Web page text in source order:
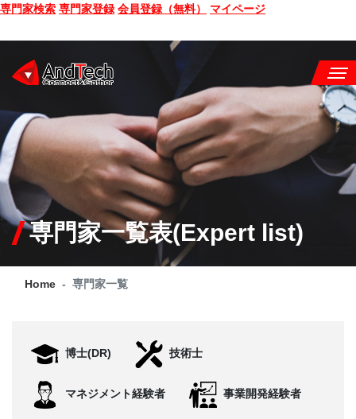
専門家検索 専門家登録 会員登録（無料） マイページ
SEMINAR
BOOK
CONSULTING
SERVICE
Q&A
CONTACT
専門家一覧表(Expert list)
Home 専門家一覧
博士(DR) 技術士
マネジメント経験者 事業開発経験者